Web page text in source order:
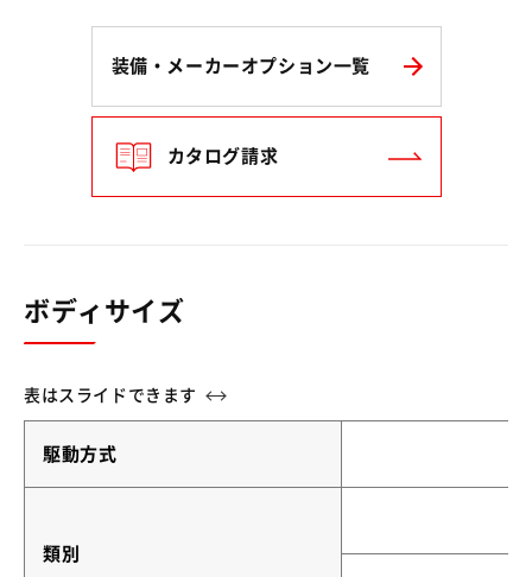
装備・メーカーオプション一覧
カタログ請求
ボディサイズ
駆動方式
類別